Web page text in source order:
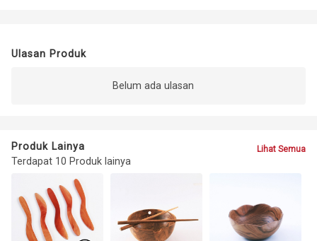
Ulasan Produk
Belum ada ulasan
Produk Lainya
Terdapat 10 Produk lainya
Lihat Semua